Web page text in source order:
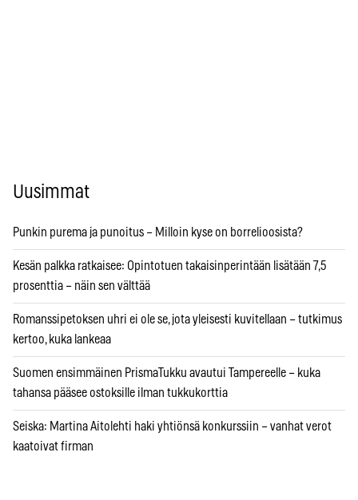
Uusimmat
Punkin purema ja punoitus – Milloin kyse on borrelioosista?
Kesän palkka ratkaisee: Opintotuen takaisinperintään lisätään 7,5
prosenttia – näin sen välttää
Romanssipetoksen uhri ei ole se, jota yleisesti kuvitellaan – tutkimus
kertoo, kuka lankeaa
Suomen ensimmäinen PrismaTukku avautui Tampereelle – kuka
tahansa pääsee ostoksille ilman tukkukorttia
Seiska: Martina Aitolehti haki yhtiönsä konkurssiin – vanhat verot
kaatoivat firman